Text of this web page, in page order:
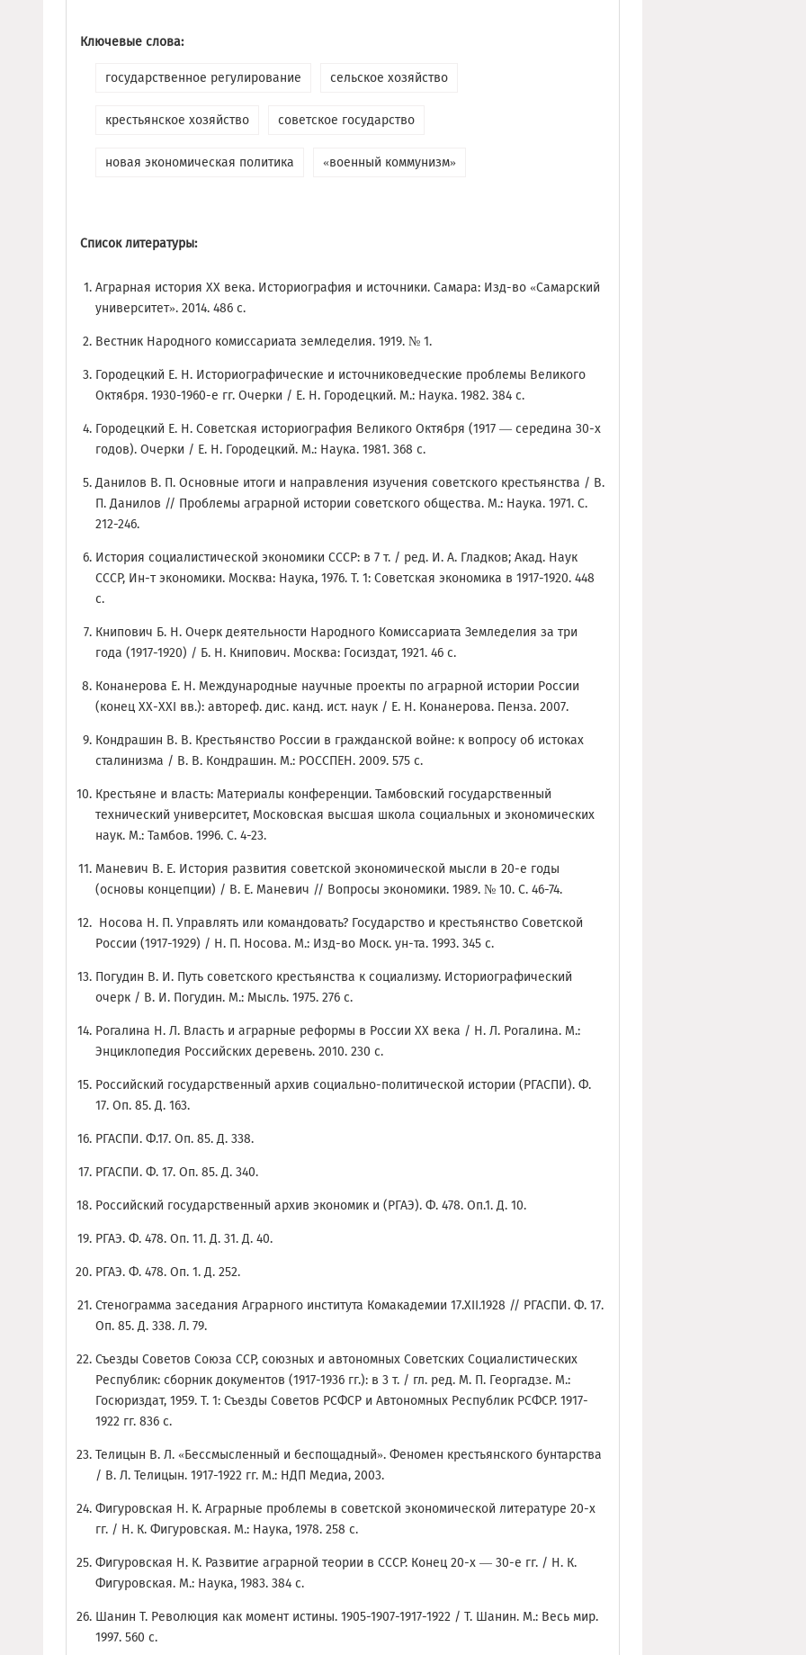
Ключевые слова:
государственное регулирование сельское хозяйство
крестьянское хозяйство советское государство
новая экономическая политика «военный коммунизм»
Список литературы:
Аграрная история XX века. Историография и источники. Самара: Изд-во «Самарский
университет». 2014. 486 с.
Вестник Народного комиссариата земледелия. 1919. № 1.
Городецкий Е. Н. Историографические и источниковедческие проблемы Великого
Октября. 1930-1960-е гг. Очерки / Е. Н. Городецкий. М.: Наука. 1982. 384 с.
Городецкий Е. Н. Советская историография Великого Октября (1917 — середина 30-х
годов). Очерки / Е. Н. Городецкий. М.: Наука. 1981. 368 с.
Данилов В. П. Основные итоги и направления изучения советского крестьянства / В.
П. Данилов // Проблемы аграрной истории советского общества. М.: Наука. 1971. С.
212-246.
История социалистической экономики СССР: в 7 т. / ред. И. А. Гладков; Акад. Наук
СССР, Ин-т экономики. Москва: Наука, 1976. Т. 1: Советская экономика в 1917-1920. 448
с.
Книпович Б. Н. Очерк деятельности Народного Комиссариата Земледелия за три
года (1917-1920) / Б. Н. Книпович. Москва: Госиздат, 1921. 46 с.
Конанерова Е. Н. Международные научные проекты по аграрной истории России
(конец XX-XXI вв.): автореф. дис. канд. ист. наук / Е. Н. Конанерова. Пенза. 2007.
Кондрашин В. В. Крестьянство России в гражданской войне: к вопросу об истоках
сталинизма / В. В. Кондрашин. М.: РОССПЕН. 2009. 575 с.
Крестьяне и власть: Материалы конференции. Тамбовский государственный
технический университет, Московская высшая школа социальных и экономических
наук. М.: Тамбов. 1996. С. 4-23.
Маневич В. Е. История развития советской экономической мысли в 20-е годы
(основы концепции) / В. Е. Маневич // Вопросы экономики. 1989. № 10. С. 46-74.
Носова Н. П. Управлять или командовать? Государство и крестьянство Советской
России (1917-1929) / Н. П. Носова. М.: Изд-во Моск. ун-та. 1993. 345 с.
Погудин В. И. Путь советского крестьянства к социализму. Историографический
очерк / В. И. Погудин. М.: Мысль. 1975. 276 с.
Рогалина Н. Л. Власть и аграрные реформы в России XX века / Н. Л. Рогалина. М.:
Энциклопедия Российских деревень. 2010. 230 с.
Российский государственный архив социально-политической истории (РГАСПИ). Ф.
17. Оп. 85. Д. 163.
РГАСПИ. Ф.17. Оп. 85. Д. 338.
РГАСПИ. Ф. 17. Оп. 85. Д. 340.
Российский государственный архив экономик и (РГАЭ). Ф. 478. Оп.1. Д. 10.
РГАЭ. Ф. 478. Оп. 11. Д. 31. Д. 40.
РГАЭ. Ф. 478. Оп. 1. Д. 252.
Стенограмма заседания Аграрного института Комакадемии 17.XII.1928 // РГАСПИ. Ф. 17.
Оп. 85. Д. 338. Л. 79.
Съезды Советов Союза ССР, союзных и автономных Советских Социалистических
Республик: сборник документов (1917-1936 гг.): в 3 т. / гл. ред. М. П. Георгадзе. М.:
Госюриздат, 1959. Т. 1: Съезды Советов РСФСР и Автономных Республик РСФСР. 1917-
1922 гг. 836 с.
Телицын В. Л. «Бессмысленный и беспощадный». Феномен крестьянского бунтарства
/ В. Л. Телицын. 1917-1922 гг. М.: НДП Медиа, 2003.
Фигуровская Н. К. Аграрные проблемы в советской экономической литературе 20-х
гг. / Н. К. Фигуровская. М.: Наука, 1978. 258 с.
Фигуровская Н. К. Развитие аграрной теории в СССР. Конец 20-х — 30-е гг. / Н. К.
Фигуровская. М.: Наука, 1983. 384 с.
Шанин Т. Революция как момент истины. 1905-1907-1917-1922 / Т. Шанин. М.: Весь мир.
1997. 560 с.